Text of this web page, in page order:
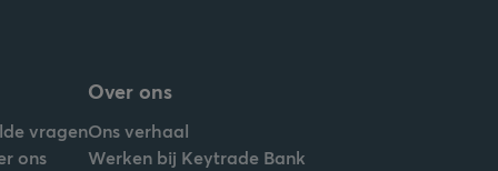
vragen
ons
Over ons
Ons verhaal
Werken bij Keytrade Bank